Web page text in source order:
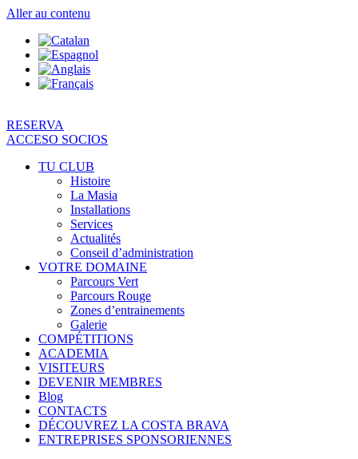
Aller au contenu
RESERVA
ACCESO SOCIOS
TU CLUB
Histoire
La Masia
Installations
Services
Actualités
Conseil d’administration
VOTRE DOMAINE
Parcours Vert
Parcours Rouge
Zones d’entrainements
Galerie
COMPÉTITIONS
ACADEMIA
VISITEURS
DEVENIR MEMBRES
Blog
CONTACTS
DÉCOUVREZ LA COSTA BRAVA
ENTREPRISES SPONSORIENNES